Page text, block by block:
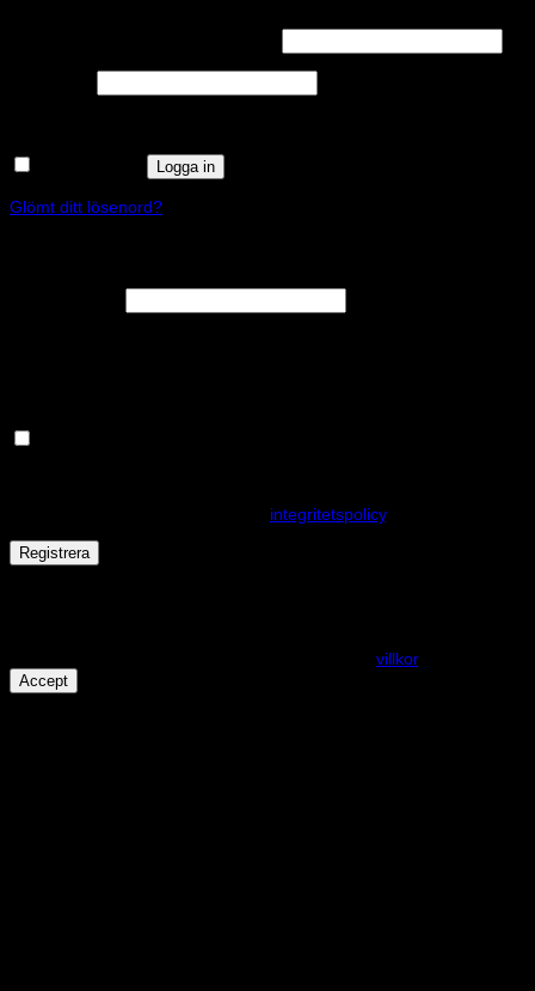
Logga in
Glömt ditt lösenord?
integritetspolicy.
Registrera
villkor.
Accept